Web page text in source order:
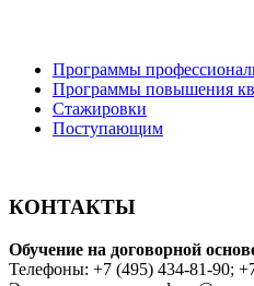
Программы
Программы повышения
Стажировки
Поступающим
КОНТАКТЫ
Обучение на договорной
Телефоны: +7 (495) 434-81-90;